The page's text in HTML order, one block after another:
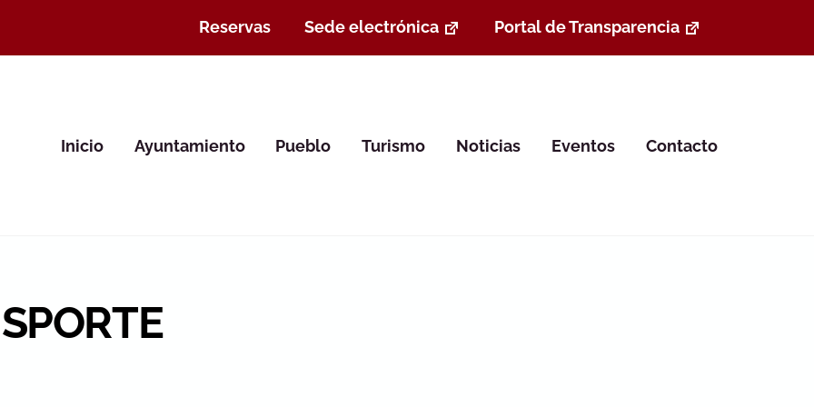
Reservas Sede electrónica Portal de Transparencia
Inicio Ayuntamiento Pueblo Turismo Noticias Eventos Contacto